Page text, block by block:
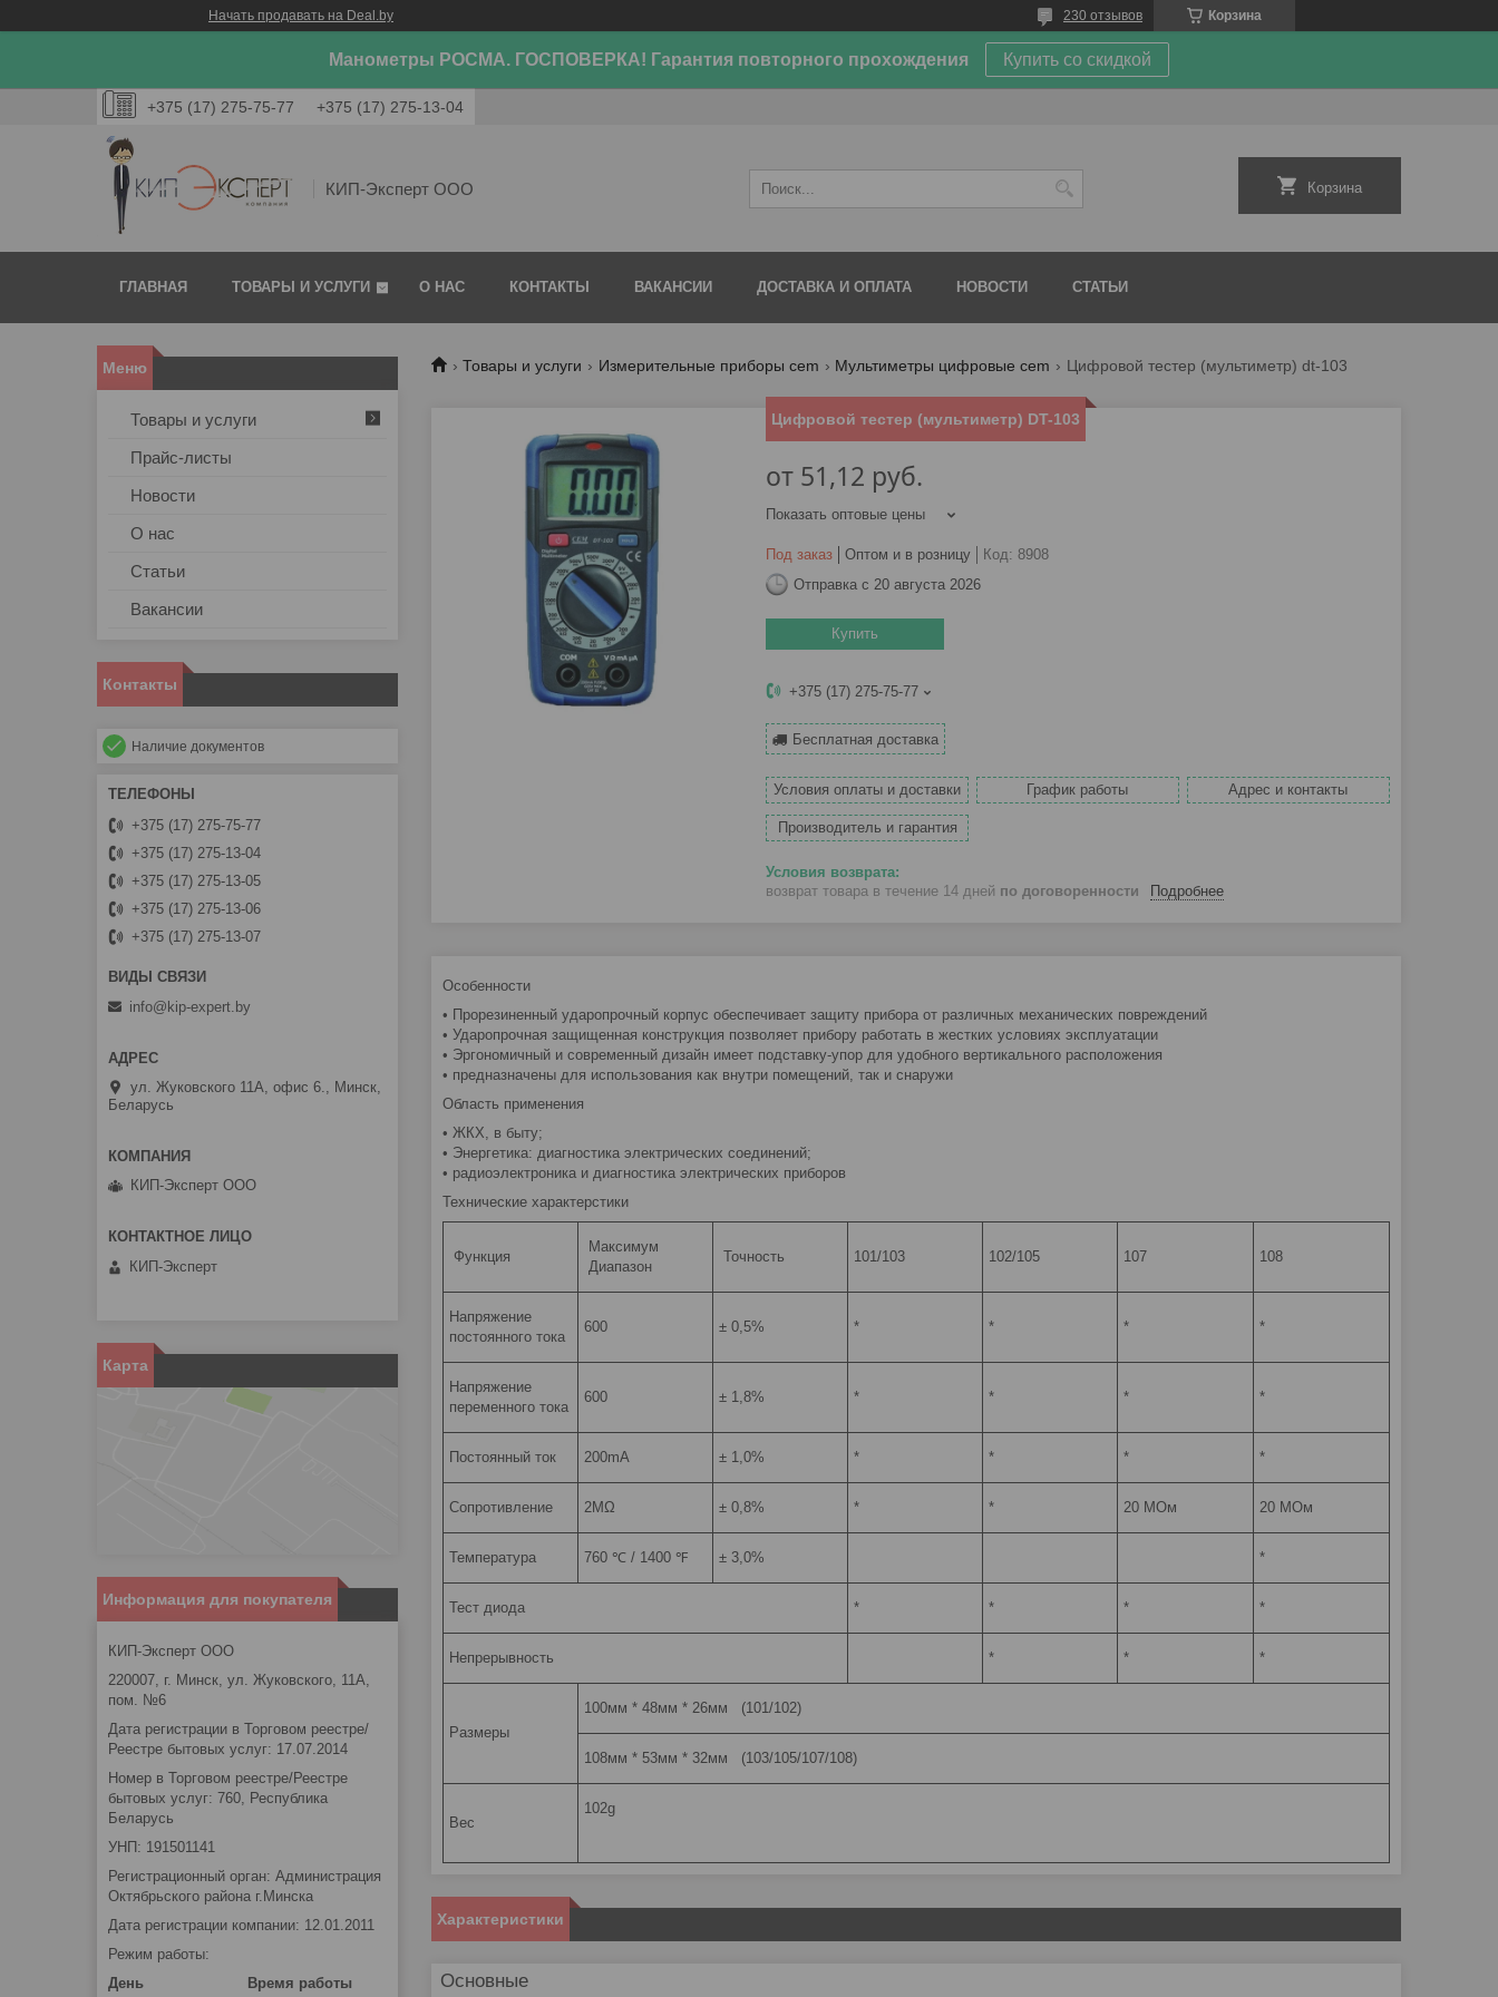
Начать продавать на Deal.by Корзина
230 отзывов
Манометры РОСМА. ГОСПОВЕРКА! Гарантия повторного прохождения Купить со скидкой
+375 (17) 275-75-77 +375 (17) 275-13-04
КИП-Эксперт ООО Корзина
ГЛАВНАЯ ТОВАРЫ И УСЛУГИ О НАС КОНТАКТЫ ВАКАНСИИ ДОСТАВКА И ОПЛАТА НОВОСТИ СТАТЬИ
Товары и услуги Измерительные приборы cem Мультиметры цифровые cem Цифровой тестер (мультиметр) dt-103
Цифровой тестер (мультиметр) DT-103
от 51,12 руб.
Показать оптовые цены
Под заказ Оптом и в розницу Код: 8908
Отправка с 20 августа 2026
Купить
+375 (17) 275-75-77
Бесплатная доставка
Условия оплаты и доставки График работы Адрес и контакты
Производитель и гарантия
возврат товара в течение 14 дней по договоренности Подробнее
Особенности
• Прорезиненный ударопрочный корпус обеспечивает защиту прибора от различных механических повреждений
• Ударопрочная защищенная конструкция позволяет прибору работать в жестких условиях эксплуатации
• Эргономичный и современный дизайн имеет подставку-упор для удобного вертикального расположения
• предназначены для использования как внутри помещений, так и снаружи
Область применения
• ЖКХ, в быту;
• Энергетика: диагностика электрических соединений;
• радиоэлектроника и диагностика электрических приборов
Технические характерстики
Функция
Максимум
Диапазон
Точность 101/103 102/105 107 108
Напряжение
постоянного тока
600 ± 0,5% * * * *
Напряжение
переменного тока
600 ± 1,8% * * * *
Постоянный ток 200mA ± 1,0% * * * *
Сопротивление 2MΩ ± 0,8% * * 20 МОм 20 МОм
Температура 760 ℃ / 1400 ℉ ± 3,0% *
Тест диода * * * *
Непрерывность * * *
Размеры
100мм * 48мм * 26мм (101/102)
108мм * 53мм * 32мм (103/105/107/108)
Вес
102g
Характеристики
Основные
Товары и услуги
Прайс-листы
Новости
О нас
Статьи
Вакансии
Контакты
Наличие документов
+375 (17) 275-75-77
+375 (17) 275-13-04
+375 (17) 275-13-05
+375 (17) 275-13-06
+375 (17) 275-13-07
info@kip-expert.by
ул. Жуковского 11А, офис 6., Минск,
Беларусь
КИП-Эксперт ООО
КИП-Эксперт
Карта
Информация для покупателя
КИП-Эксперт ООО
220007, г. Минск, ул. Жуковского, 11А,
пом. №6
Дата регистрации в Торговом реестре/
Реестре бытовых услуг: 17.07.2014
Номер в Торговом реестре/Реестре
бытовых услуг: 760, Республика
Беларусь
УНП: 191501141
Регистрационный орган: Администрация
Октябрьского района г.Минска
Дата регистрации компании: 12.01.2011
Режим работы:
День
Время работы